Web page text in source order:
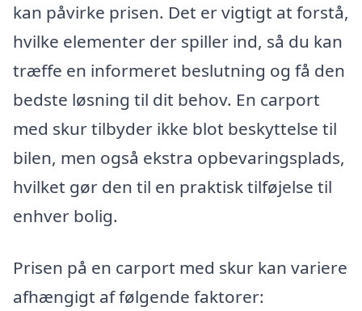
kan påvirke prisen. Det er vigtigt at forstå,
hvilke elementer der spiller ind, så du kan
træffe en informeret beslutning og få den
bedste løsning til dit behov. En carport
med skur tilbyder ikke blot beskyttelse til
bilen, men også ekstra opbevaringsplads,
hvilket gør den til en praktisk tilføjelse til
enhver bolig.
Prisen på en carport med skur kan variere
afhængigt af følgende faktorer: